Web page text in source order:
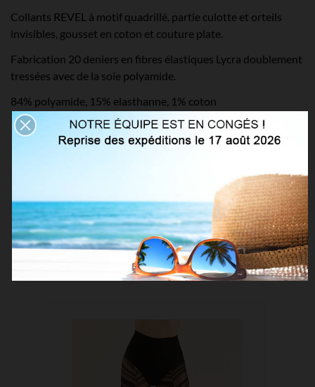
Collants REVEL à motif quadrillé, partie culotte et orteils
invisibles, gousset en coton et couture plate.
Fabrication 20 deniers en fibres élastiques Lycra doublement
tressées avec de la soie polyamide.
84% polyamide, 15% elasthanne, 1% coton
Détails du produit
VOUS AIMEREZ AUSSI